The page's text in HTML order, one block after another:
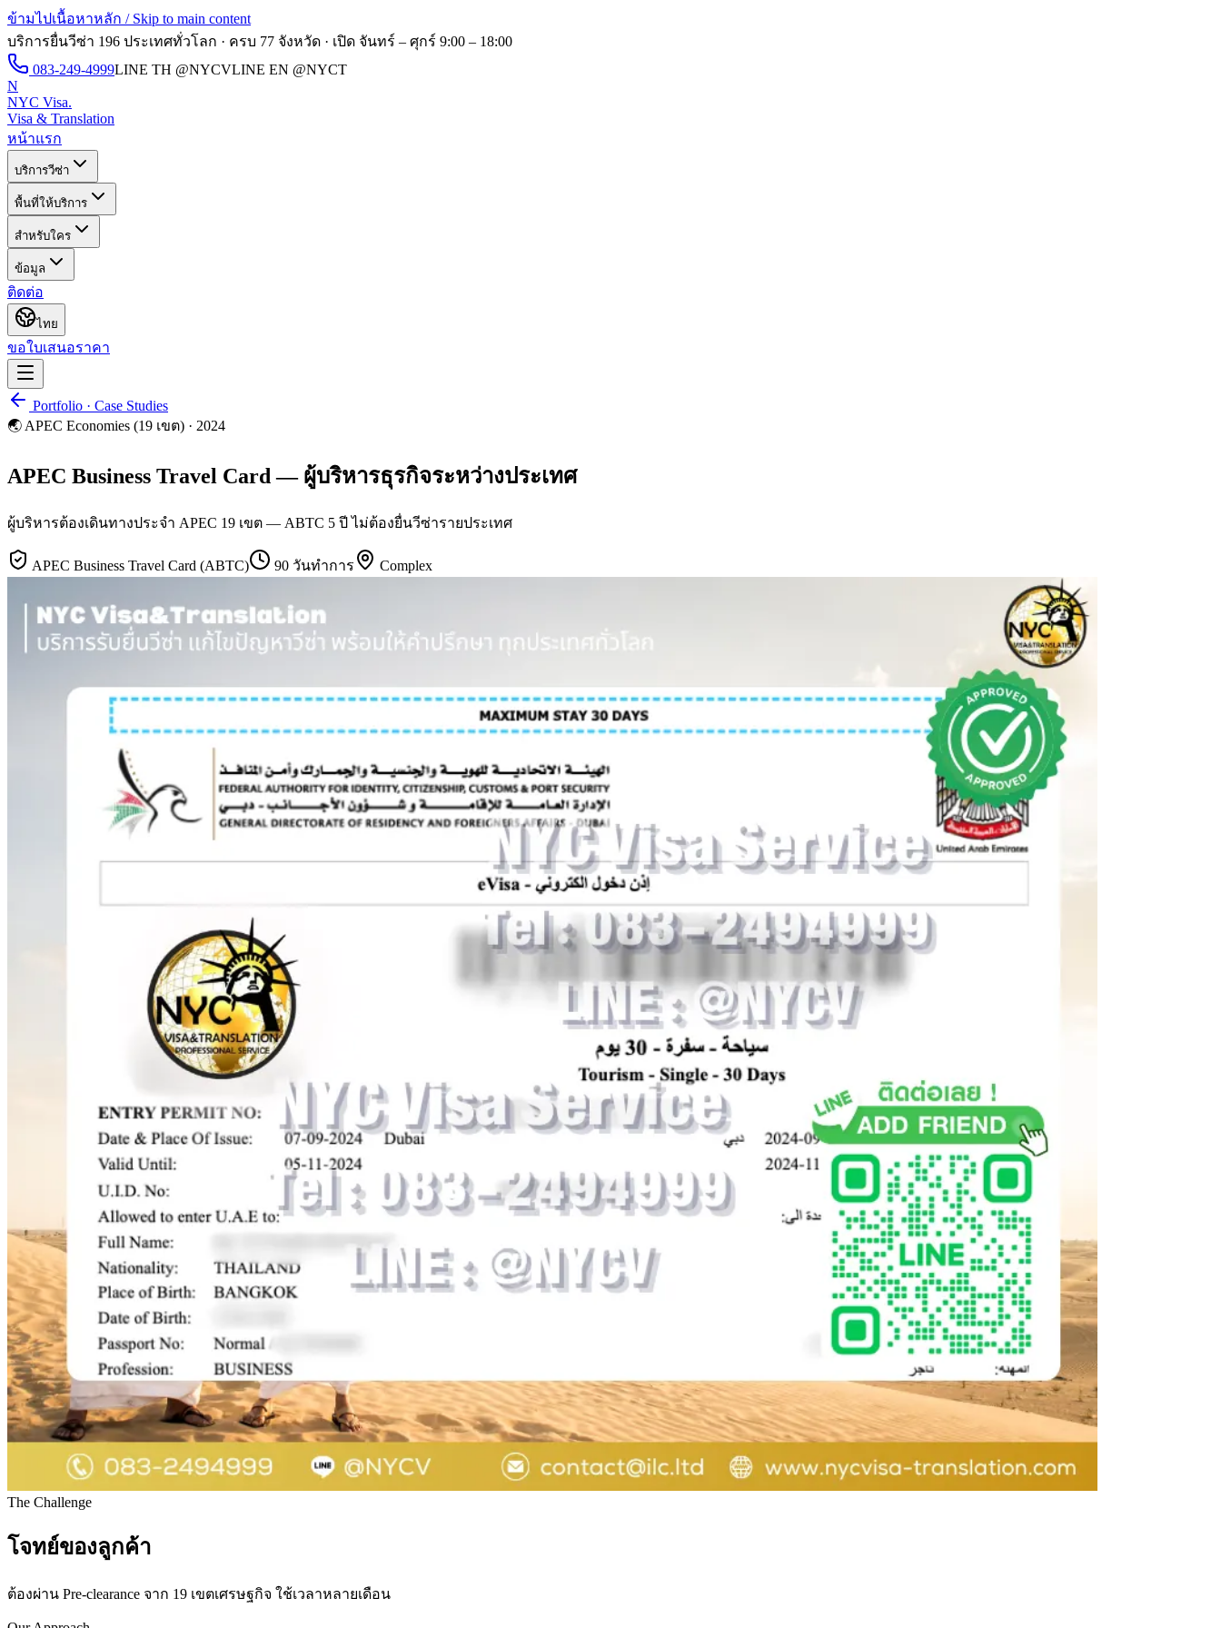
ข้ามไปเนื้อหาหลัก / Skip to main content
บริการยื่นวีซ่า 196 ประเทศทั่วโลก · ครบ 77 จังหวัด · เปิด จันทร์ – ศุกร์ 9:00 – 18:00
083-249-4999LINE TH @NYCVLINE EN @NYCT
N
NYC Visa.
Visa & Translation
หน้าแรก
บริการวีซ่า
พื้นที่ให้บริการ
สำหรับใคร
ข้อมูล
ติดต่อ
ไทย
ขอใบเสนอราคา
Portfolio · Case Studies
🌏 APEC Economies (19 เขต) · 2024
APEC Business Travel Card — ผู้บริหารธุรกิจระหว่างประเทศ
ผู้บริหารต้องเดินทางประจำ APEC 19 เขต — ABTC 5 ปี ไม่ต้องยื่นวีซ่ารายประเทศ
APEC Business Travel Card (ABTC) 90 วันทำการ Complex
The Challenge
โจทย์ของลูกค้า
ต้องผ่าน Pre-clearance จาก 19 เขตเศรษฐกิจ ใช้เวลาหลายเดือน